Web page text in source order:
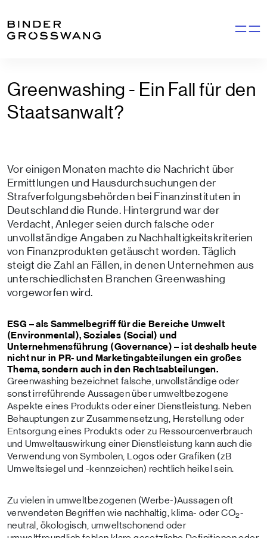
Greenwashing - Ein Fall für den
Staatsanwalt?
Vor einigen Monaten machte die Nachricht über
Ermittlungen und Hausdurchsuchungen der
Strafverfolgungsbehörden bei Finanzinstituten in
Deutschland die Runde. Hintergrund war der
Verdacht, Anleger seien durch falsche oder
unvollständige Angaben zu Nachhaltigkeitskriterien
von Finanzprodukten getäuscht worden. Täglich
steigt die Zahl an Fällen, in denen Unternehmen aus
unterschiedlichsten Branchen Greenwashing
vorgeworfen wird.
ESG – als Sammelbegriff für die Bereiche Umwelt
(Environmental), Soziales (Social) und
Unternehmensführung (Governance) – ist deshalb heute
nicht nur in PR- und Marketingabteilungen ein großes
Thema, sondern auch in den Rechtsabteilungen.
Greenwashing bezeichnet falsche, unvollständige oder
sonst irreführende Aussagen über umweltbezogene
Aspekte eines Produkts oder einer Dienstleistung. Neben
Behauptungen zur Zusammensetzung, Herstellung oder
Entsorgung eines Produkts oder zu Ressourcenverbrauch
und Umweltauswirkung einer Dienstleistung kann auch die
Verwendung von Symbolen, Logos oder Grafiken (zB
Umweltsiegel und -kennzeichen) rechtlich heikel sein.
Zu vielen in umweltbezogenen (Werbe-)Aussagen oft
verwendeten Begriffen wie nachhaltig, klima- oder CO2-
neutral, ökologisch, umweltschonend oder